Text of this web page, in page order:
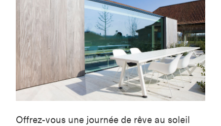
Offrez-vous une journée de rêve au soleil